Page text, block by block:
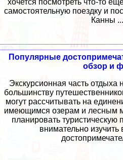
хочется посмотреть что-то
самостоятельную поездку и
Канны
Популярные
обзор и
Экскурсионная часть отдыха
большинству
могут рассчитывать на
имеющимся озерам и лесным
планировать туристическую
внимательно